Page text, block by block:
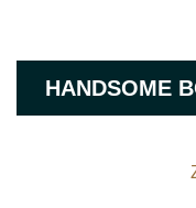
HANDSOME